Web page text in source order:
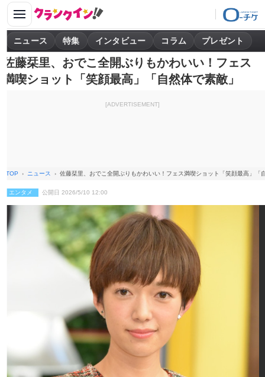
ニュース 特集 インタビュー コラム プレゼント
佐藤栞里、おでこ全開ぶりもかわいい！フェス
満喫ショット「笑顔最高」「自然体で素敵」
[ADVERTISEMENT]
TOP ニュース 佐藤栞里、おでこ全開ぶりもかわいい！フェス満喫ショット「笑顔最高」「
エンタメ 公開日 2026/5/10 12:00